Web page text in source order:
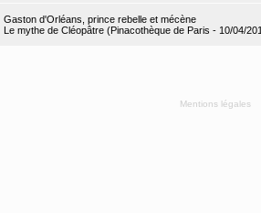
Gaston d'Orléans, prince rebelle et mécène
Le mythe de Cléopâtre (Pinacothèque de Paris - 10/04/
Mentions légales